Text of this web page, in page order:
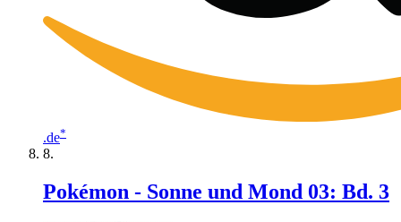
.de*
Pokémon - Sonne und Mond 03: Bd. 3